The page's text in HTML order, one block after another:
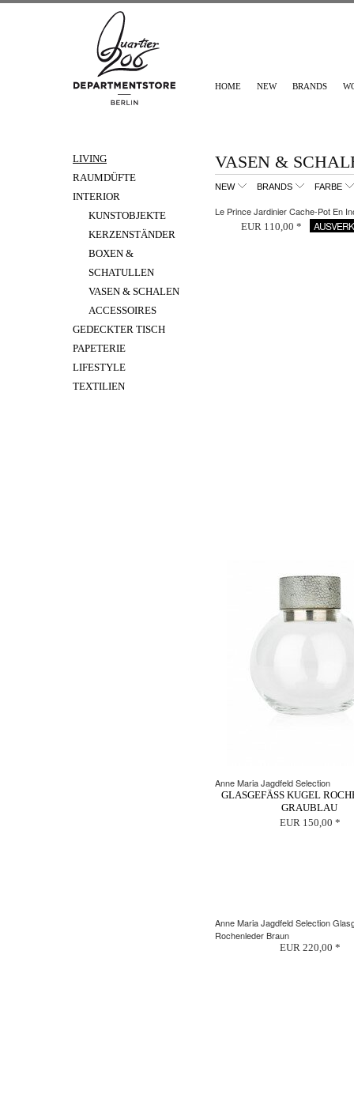
HOME NEW BRANDS
LIVING
RAUMDÜFTE
INTERIOR
KUNSTOBJEKTE
KERZENSTÄNDER
BOXEN &
SCHATULLEN
VASEN & SCHALEN
ACCESSOIRES
GEDECKTER TISCH
PAPETERIE
LIFESTYLE
TEXTILIEN
VASEN &
NEW BRANDS FARBE
Le Prince Jardinier Cache-Pot En
EUR 110,00 *
Anne Maria Jagdfeld Selection
GLASGEFÄSS KUGEL
RAUBLAU
EUR 150,00 *
Anne Maria Jagdfeld Selection
Rochenleder Braun
EUR 220,00 *